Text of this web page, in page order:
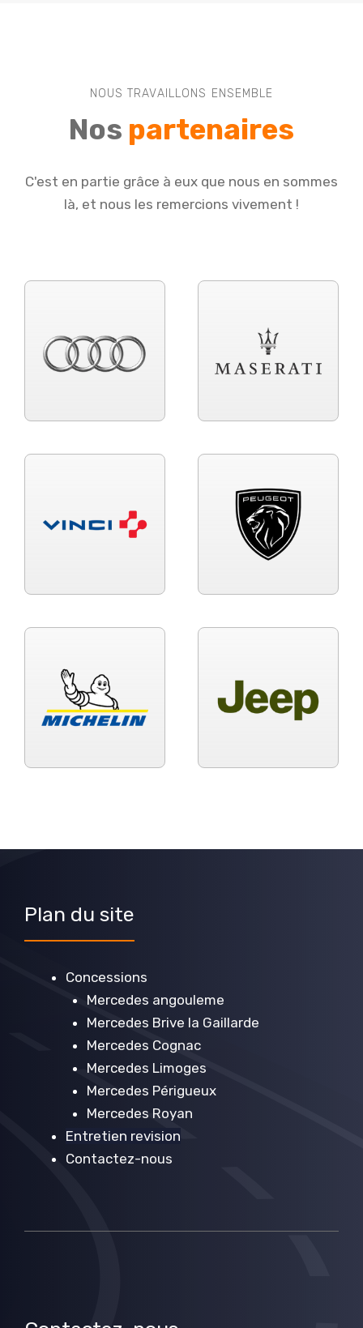
NOUS TRAVAILLONS ENSEMBLE
Nos partenaires
C'est en partie grâce à eux que nous en sommes
là, et nous les remercions vivement !
Plan du site
Concessions
Mercedes angouleme
Mercedes Brive la Gaillarde
Mercedes Cognac
Mercedes Limoges
Mercedes Périgueux
Mercedes Royan
Entretien revision
Contactez-nous